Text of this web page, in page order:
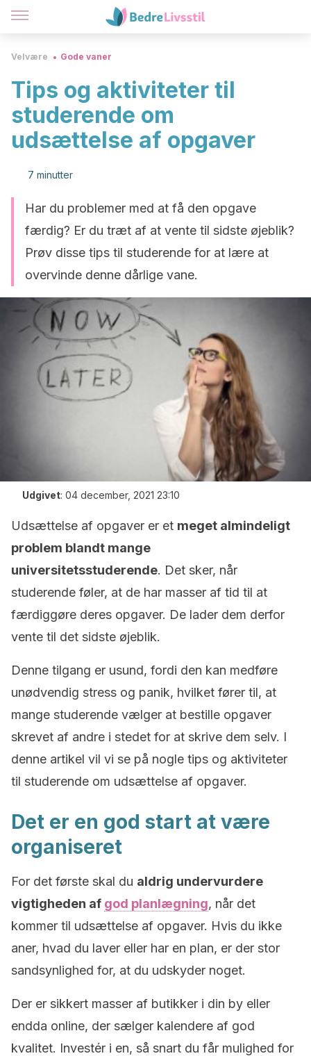
Velvære Gode vaner
Tips og aktiviteter til
studerende om
udsættelse af opgaver
7 minutter
Har du problemer med at få den opgave
færdig? Er du træt af at vente til sidste øjeblik?
Prøv disse tips til studerende for at lære at
overvinde denne dårlige vane.
Udgivet: 04 december, 2021 23:10
Udsættelse af opgaver er et meget almindeligt
problem blandt mange
universitetsstuderende. Det sker, når
studerende føler, at de har masser af tid til at
færdiggøre deres opgaver. De lader dem derfor
vente til det sidste øjeblik.
Denne tilgang er usund, fordi den kan medføre
unødvendig stress og panik, hvilket fører til, at
mange studerende vælger at bestille opgaver
skrevet af andre i stedet for at skrive dem selv. I
denne artikel vil vi se på nogle tips og aktiviteter
til studerende om udsættelse af opgaver.
Det er en god start at være
organiseret
For det første skal du aldrig undervurdere
vigtigheden af god planlægning, når det
kommer til udsættelse af opgaver. Hvis du ikke
aner, hvad du laver eller har en plan, er der stor
sandsynlighed for, at du udskyder noget.
Der er sikkert masser af butikker i din by eller
endda online, der sælger kalendere af god
kvalitet. Investér i en, så snart du får mulighed for